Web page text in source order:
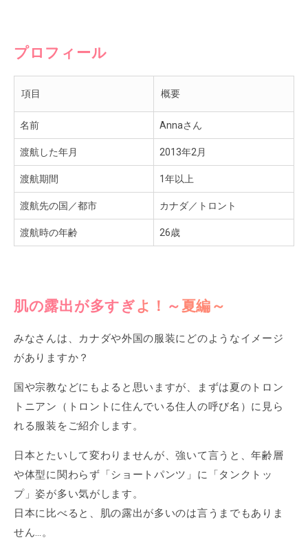
プロフィール
項目 概要
名前 Annaさん
渡航した年月 2013年2月
渡航期間 1年以上
渡航先の国／都市 カナダ／トロント
渡航時の年齢 26歳
肌の露出が多すぎよ！～夏編～
みなさんは、カナダや外国の服装にどのようなイメージ
がありますか？
国や宗教などにもよると思いますが、まずは夏のトロン
トニアン（トロントに住んでいる住人の呼び名）に見ら
れる服装をご紹介します。
日本とたいして変わりませんが、強いて言うと、年齢層
や体型に関わらず「ショートパンツ」に「タンクトッ
プ」姿が多い気がします。
日本に比べると、肌の露出が多いのは言うまでもありま
せん…。